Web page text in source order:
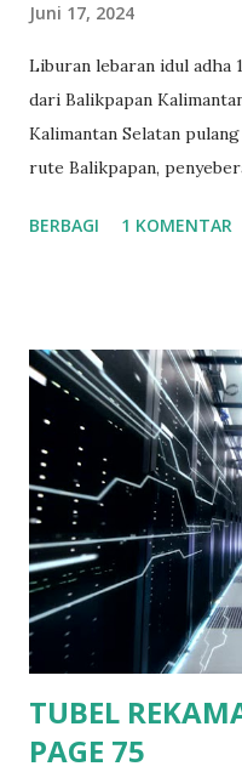
Juni 17, 2024
Liburan lebaran idul adha
dari Balikpapan
Kalimantan Selatan
rute Balikpapan,
Binuang, Mataraman,
keadaanny antri mau
libur hari raya kurban
karena ituah banyak
Kalsel. Saat di Fery aku
samping ruangan kapten
telah terlihat dengan
membuat bulan dan
memandang ke langit
terlihat begitu indah.
ya...
BERBAGI 1 KOMENTAR
TUBEL
PAGE 75